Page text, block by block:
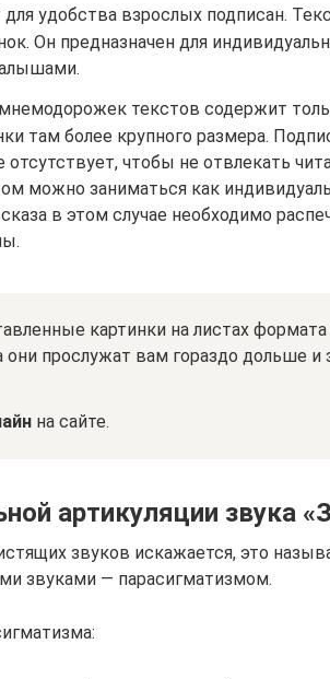
удобства взрослых подписан.
Он предназначен для
текстов содержит
там более крупного размера.
отсутствует, чтобы не отвлекать
можно заниматься как
в этом случае необходимо
картинки на листах
они прослужат вам гораздо дольше и
на сайте.
артикуляции звука
звуков искажается, это
звуками — парасигматизмом.